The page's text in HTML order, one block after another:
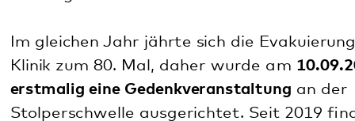
Psychiatrie in ganz Deutschland Leid und Unrecht.
2017 wurde die Stiftung Anerkennung und Hilfe
gegründet, um die Betroffenen zu entschädigen.
Die Arbeit der Stiftung wurde von einem